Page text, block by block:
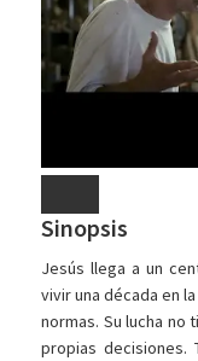
Sinopsis
Jesús llega a un
vivir una década en
normas. Su lucha
propias decisiones.